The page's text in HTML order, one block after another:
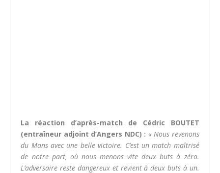
La réaction d’après-match de Cédric BOUTET
(entraîneur adjoint d’Angers NDC) : «Nous revenons
du Mans avec une belle victoire. C’est un match maîtrisé
de notre part, où nous menons vite deux buts à zéro.
L’adversaire reste dangereux et revient à deux buts à un.